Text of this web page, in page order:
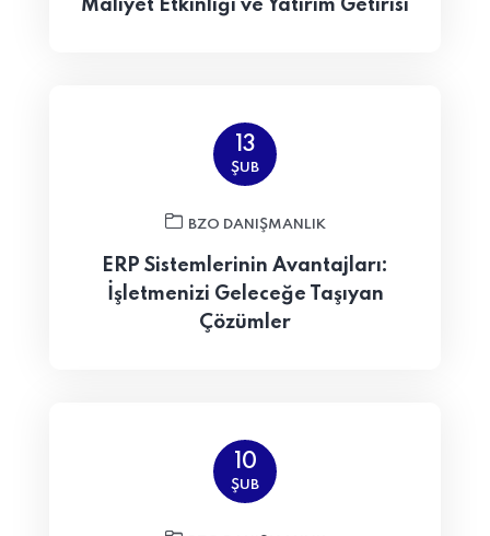
Maliyet Etkinliği ve Yatırım Getirisi
13
ŞUB
BZO DANIŞMANLIK
ERP Sistemlerinin Avantajları:
İşletmenizi Geleceğe Taşıyan
Çözümler
10
ŞUB